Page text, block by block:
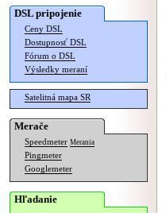
DSL pripojenie
Ceny DSL
Dostupnosť DSL
Fórum o DSL
Výsledky meraní
Satelitná mapa SR
Merače
Speedmeter Merania
Pingmeter
Googlemeter
Hľadanie